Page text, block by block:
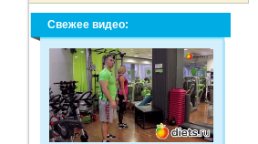
Свежее видео: